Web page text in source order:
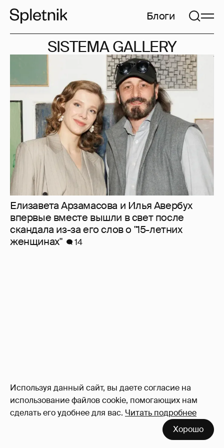
Используя данный сайт, вы даете согласие на
использование файлов cookie, помогающих нам
сделать его удобнее для вас. Читать подробнее
Хорошо
Блоги
SISTEMA GALLERY
Елизавета Арзамасова и Илья Авербух
впервые вместе вышли в свет после
скандала из-за его слов о "15-летних
женщинах"
14